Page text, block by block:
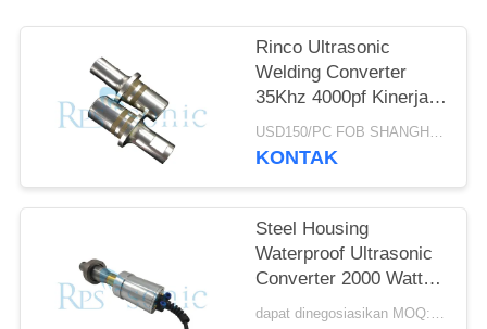
Rinco Ultrasonic
Welding Converter
35Khz 4000pf Kinerja
Tinggi
USD150/PC FOB SHANGHAI MOQ:1pcs
KONTAK
Steel Housing
Waterproof Ultrasonic
Converter 2000 Watt
Output Tinggi
dapat dinegosiasikan MOQ:1pcs